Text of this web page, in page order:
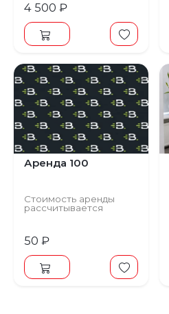
4 500 ₽
Аренда 100
Стоимость аренды
рассчитывается
менеджером.
50 ₽